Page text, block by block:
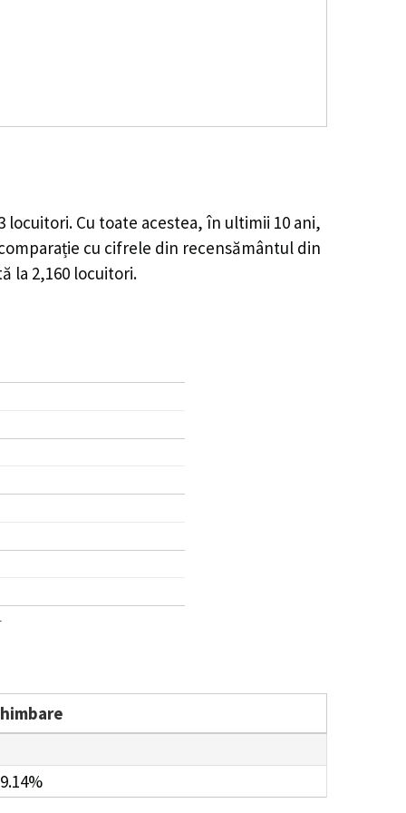
locuitori. Cu toate acestea, în ultimii 10 ani,
cu cifrele din recensământul din
la 2,160 locuitori.